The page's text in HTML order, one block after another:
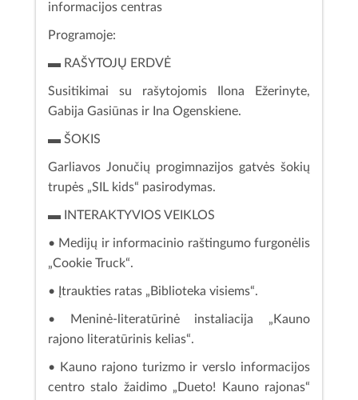
informacijos centras
Programoje:
▬ RAŠYTOJŲ ERDVĖ
Susitikimai su rašytojomis Ilona Ežerinyte,
Gabija Gasiūnas ir Ina Ogenskiene.
▬ ŠOKIS
Garliavos Jonučių progimnazijos gatvės šokių
trupės „SIL kids“ pasirodymas.
▬ INTERAKTYVIOS VEIKLOS
• Medijų ir informacinio raštingumo furgonėlis
„Cookie Truck“.
• Įtraukties ratas „Biblioteka visiems“.
• Meninė-literatūrinė instaliacija „Kauno
rajono literatūrinis kelias“.
• Kauno rajono turizmo ir verslo informacijos
centro stalo žaidimo „Dueto! Kauno rajonas“